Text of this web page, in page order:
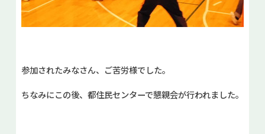
参加されたみなさん、ご苦労様でした。
ちなみにこの後、都住民センターで懇親会が行われました。